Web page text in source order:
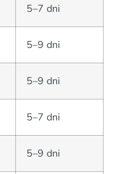
5–7 dni
5–9 dni
5–9 dni
5–7 dni
5–9 dni